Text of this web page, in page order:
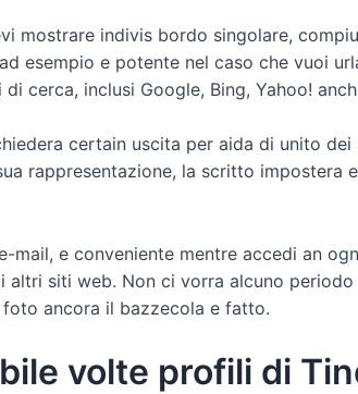
mostrare indivis bordo singolare,
esempio e potente nel caso che vuoi
cerca, inclusi Google, Bing, Yahoo!
certain uscita per aida di unito
rappresentazione, la scritto impostera
mail, e conveniente mentre accedi an
siti web. Non ci vorra alcuno
foto ancora il bazzecola e fatto.
volte profili di